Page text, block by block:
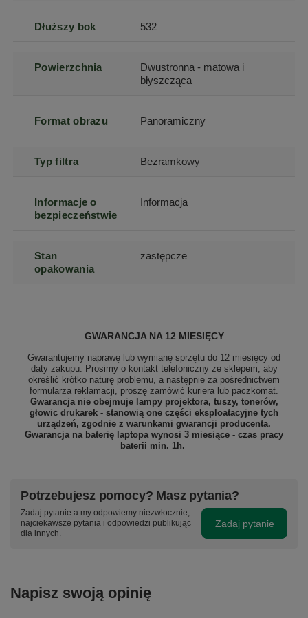
Dłuższy bok 532
Powierzchnia
Dwustronna - matowa i
błyszcząca
Format obrazu Panoramiczny
Typ filtra Bezramkowy
Informacje o
bezpieczeństwie
Informacja
Stan
opakowania
zastępcze
GWARANCJA NA 12 MIESIĘCY
Gwarantujemy naprawę lub wymianę sprzętu do 12 miesięcy od
daty zakupu. Prosimy o kontakt telefoniczny ze sklepem, aby
określić krótko naturę problemu, a następnie za pośrednictwem
formularza reklamacji, proszę zamówić kuriera lub paczkomat.
Gwarancja nie obejmuje lampy projektora, tuszy, tonerów,
głowic drukarek - stanowią one części eksploatacyjne tych
urządzeń, zgodnie z warunkami gwarancji producenta.
Gwarancja na baterię laptopa wynosi 3 miesiące - czas pracy
baterii min. 1h.
Potrzebujesz pomocy? Masz pytania?
Zadaj pytanie a my odpowiemy niezwłocznie,
najciekawsze pytania i odpowiedzi publikując
dla innych.
Zadaj pytanie
Napisz swoją opinię